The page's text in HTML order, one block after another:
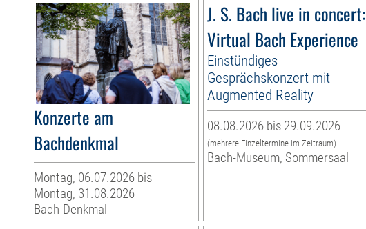
Konzerte am
Bachdenkmal
Montag, 06.07.2026 bis
Montag, 31.08.2026
Bach-Denkmal
J. S. Bach live in concert:
Virtual Bach Experience
Einstündiges
Gesprächskonzert mit
Augmented Reality
08.08.2026 bis 29.09.2026
(mehrere Einzeltermine im Zeitraum)
Bach-Museum, Sommersaal